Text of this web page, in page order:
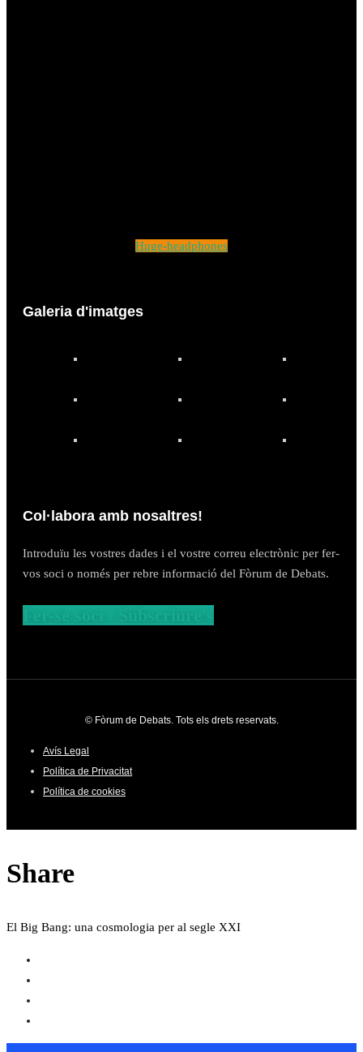
Huge-headphones
Galeria d'imatges
Col·labora amb nosaltres!
Introduïu les vostres dades i el vostre correu electrònic per fer-
vos soci o només per rebre informació del Fòrum de Debats.
Fer-se soci / Subscriure's
© Fòrum de Debats. Tots els drets reservats.
Avís Legal
Política de Privacitat
Política de cookies
Share
El Big Bang: una cosmologia per al segle XXI